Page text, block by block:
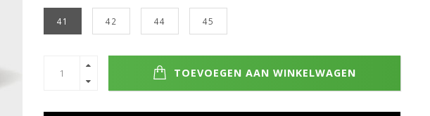
41 42 44 45
TOEVOEGEN AAN WINKELWAGEN